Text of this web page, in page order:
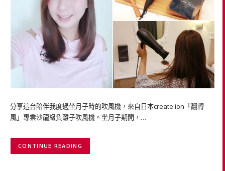
分享這台陪伴我度過坐月子時的吹風機，來自日本create ion「翻轉
風」專業沙龍級負離子吹風機。坐月子期間，…
CONTINUE READING